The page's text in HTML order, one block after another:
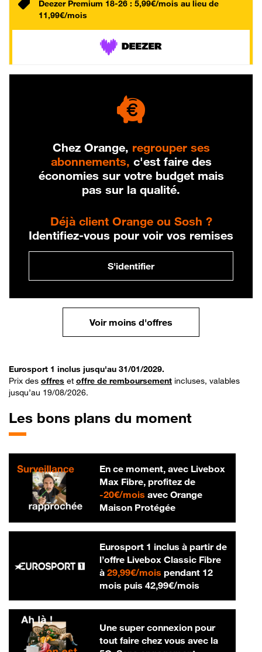
Deezer Premium 18-26 : 5,99€/mois au lieu de
11,99€/mois
Chez Orange, regrouper ses
abonnements, c'est faire des
économies sur votre budget mais
pas sur la qualité.
Déjà client Orange ou Sosh ?
Identifiez-vous pour voir vos remises
S'identifier
Voir moins d'offres
Eurosport 1 inclus jusqu'au 31/01/2029.
Prix des offres et offre de remboursement incluses, valables
jusqu’au 19/08/2026.
Les bons plans du moment
En ce moment, avec Livebox
Max Fibre, profitez de
-20€/mois20 € par mois
avec Orange
Maison Protégée
Eurosport 1 inclus à partir de
l’offre Livebox Classic Fibre
à 29,99€/mois29,99 € par mois
pendant 12
mois puis 42,99€/mois42,99 € par
Une super connexion pour
tout faire chez vous avec la